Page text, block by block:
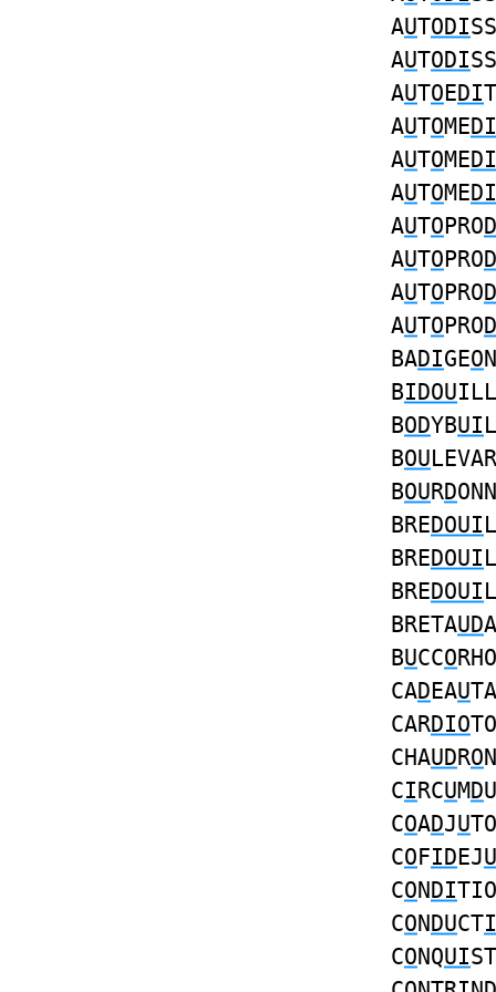
AUTODI
AUTODI
AUTOEDI
AUTOMEDI
AUTOMEDI
AUTOMEDI
AUTOPROD
AUTOPROD
AUTOPROD
AUTOPROD
BADIGEO
BIDOU
BODYBUI
BOULEVAR
BOURD
BREDOUI
BREDOUI
BREDOUI
BRETAUD
BUCCORHO
CADEAU
CARDIO
CHAUDRO
CIRCUMD
COADJU
COFIDEJU
CONDI
CONDUCTI
CONQUI